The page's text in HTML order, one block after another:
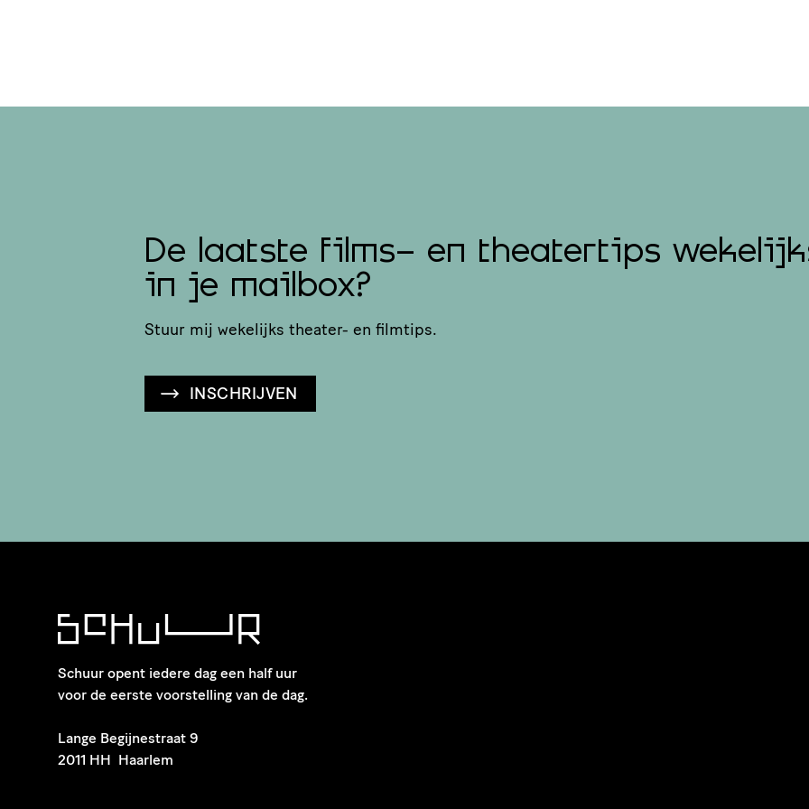
De laatste films- en theatertips
in je mailbox?
Stuur mij wekelijks theater- en filmtips.
INSCHRIJVEN
Schuur opent iedere dag een half uur
voor de eerste voorstelling van de dag.
​Lange Begijnestraat 9
2011 HH Haarlem